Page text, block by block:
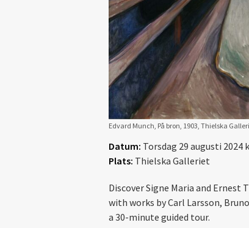
Edvard Munch, På bron, 1903, Thielska
Datum: Torsdag 29 augusti 2024
Plats: Thielska Galleriet
Discover Signe Maria and
with works by Carl Larsson,
a 30-minute guided tour.